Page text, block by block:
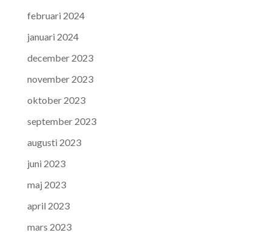
februari 2024
januari 2024
december 2023
november 2023
oktober 2023
september 2023
augusti 2023
juni 2023
maj 2023
april 2023
mars 2023